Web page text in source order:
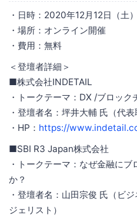
・日時：2020年12月12日（
・場所：オンライン開催
・費用：無料
＜登壇者詳細＞
■株式会社INDETAIL
・トークテーマ：DX /ブロッ
・登壇者名：坪井大輔 氏（代表
・HP： https://
■SBI R3 Japan株式会社
・トークテーマ：なぜ金融に
か？
・登壇者名：山田宗俊 氏（ビ
ジェリスト）